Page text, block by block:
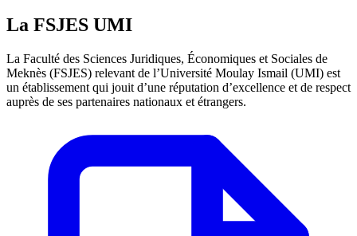
La FSJES UMI
La Faculté des Sciences Juridiques, Économiques et Sociales de
Meknès (FSJES) relevant de l’Université Moulay Ismail (UMI) est
un établissement qui jouit d’une réputation d’excellence et de respect
auprès de ses partenaires nationaux et étrangers.